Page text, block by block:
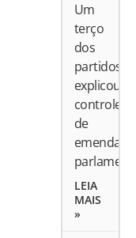
Um
terço
dos
partidos
explicou
controle
de
emendas
LEIA
MAIS
»